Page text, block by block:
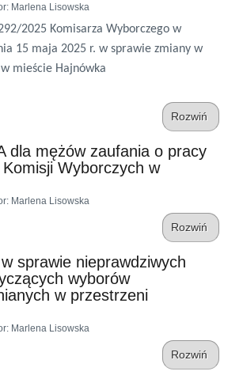
: Marlena Lisowska
2025 Komisarza Wyborczego w
15 maja 2025 r. w sprawie zmiany w
mieście Hajnówka
Rozwiń
dla mężów zaufania o pracy
Wyborczych w
: Marlena Lisowska
Rozwiń
sprawie nieprawdziwych
wyborów
w przestrzeni
: Marlena Lisowska
Rozwiń